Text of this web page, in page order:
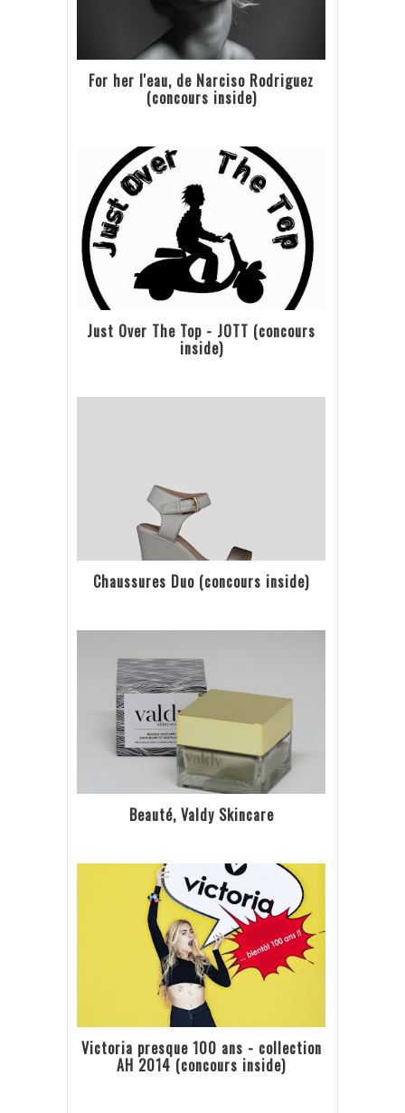
For her l'eau, de Narciso Rodriguez
(concours inside)
Just Over The Top - JOTT (concours
inside)
Chaussures Duo (concours inside)
Beauté, Valdy Skincare
Victoria presque 100 ans - collection
AH 2014 (concours inside)